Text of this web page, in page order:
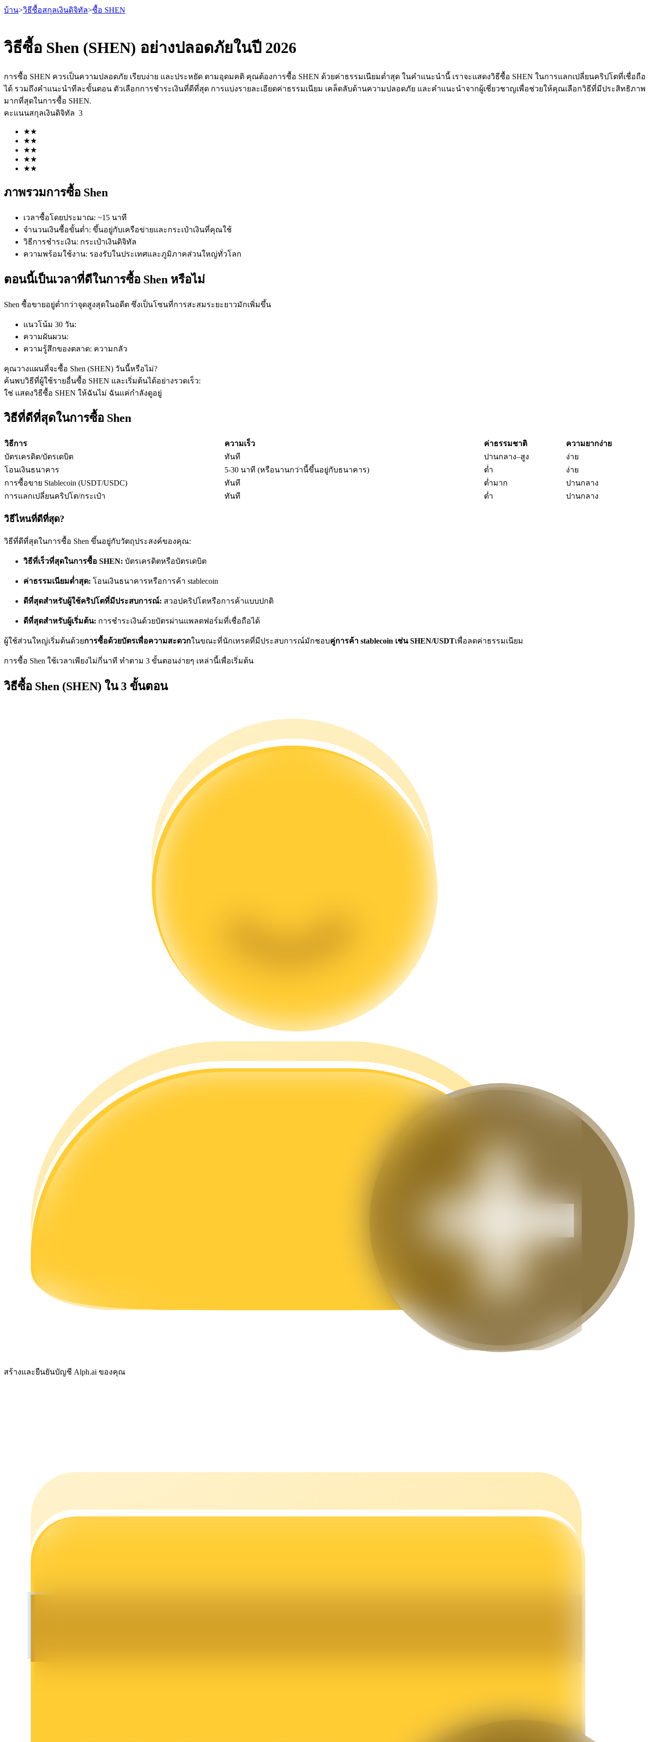
ฟิวเจอร์ส
ฟิวเจอร์สที่ใช้ USDT เป็นหลักประกัน
ฟิวเจอร์ส COIN-M
TradFi
อนุพันธ์ของหุ้น ฟอเร็กซ์ โลหะมีค่า และสินค้าโภคภัณฑ์
ฟิวเจอร์ส USDC
ฟิวเจอร์สที่ใช้ USDC เป็นหลักประกัน
คัดลอกการซื้อขาย
เข้าร่วมกับเทรดเดอร์ชั้นนำ
เพลิดเพลินกับการแบ่งปันผลกำไรและค่าคอมมิชชั่นการคัดลอกการซื้อขาย
การวิเคราะห์ข้อมูลขนาดใหญ่ รวมถึงข้อมูลการค้า ฯลฯ
เรียนรู้วิธีการรักษาผลกำไร
พาวเวอร์พิกกี้
Launchpool
การเซ้งแบบยืดหยุ่นเพื่อรับโทเคนยอดนิยม
การล็อค BTR
บ้าน>วิธีซื้อสกุลเงินดิจิทัล>ซื้อ SHEN
วิธีซื้อ Shen (SHEN) อย่างปลอดภัยในปี 2026
การซื้อ SHEN ควรเป็นความปลอดภัย เรียบง่าย และประหยัด ตามอุดมคติ คุณต้องการซื้อ SHEN ด้วยค่าธรรมเนียมต่ำสุด ในคำแนะนำนี้ เราจะแสดงวิธีซื้อ SHEN ในการแลกเปลี่ยนคริปโตที่เชื่อถือ
ได้ รวมถึงคำแนะนำทีละขั้นตอน ตัวเลือกการชำระเงินที่ดีที่สุด การแบ่งรายละเอียดค่าธรรมเนียม เคล็ดลับด้านความปลอดภัย และคำแนะนำจากผู้เชี่ยวชาญเพื่อช่วยให้คุณเลือกวิธีที่มีประสิทธิภาพ
มากที่สุดในการซื้อ SHEN.
คะแนนสกุลเงินดิจิทัล 3
★★
★★
★★
★★
★★
ภาพรวมการซื้อ Shen
เวลาซื้อโดยประมาณ: ~15 นาที
จำนวนเงินซื้อขั้นต่ำ: ขึ้นอยู่กับเครือข่ายและกระเป๋าเงินที่คุณใช้
วิธีการชำระเงิน: กระเป๋าเงินดิจิทัล
ความพร้อมใช้งาน: รองรับในประเทศและภูมิภาคส่วนใหญ่ทั่วโลก
ตอนนี้เป็นเวลาที่ดีในการซื้อ Shen หรือไม่
Shen ซื้อขายอยู่ต่ำกว่าจุดสูงสุดในอดีต ซึ่งเป็นโซนที่การสะสมระยะยาวมักเพิ่มขึ้น
แนวโน้ม 30 วัน:
ความผันผวน:
ความรู้สึกของตลาด: ความกลัว
คุณวางแผนที่จะซื้อ Shen (SHEN) วันนี้หรือไม่?
ค้นพบวิธีที่ผู้ใช้รายอื่นซื้อ SHEN และเริ่มต้นได้อย่างรวดเร็ว:
ใช่ แสดงวิธีซื้อ SHEN ให้ฉันไม่ ฉันแค่กำลังดูอยู่
วิธีที่ดีที่สุดในการซื้อ Shen
วิธีการ ความเร็ว ค่าธรรมชาติ
ความยากง่าย
บัตรเครดิต/บัตรเดบิต
ทันที ปานกลาง–สูง
ง่าย
โอนเงินธนาคาร
5-30 นาที (หรือนานกว่านี้ขึ้นอยู่กับธนาคาร) ต่ำ
ง่าย
การซื้อขาย Stablecoin (USDT/USDC)
ทันที ต่ำมาก
ปานกลาง
การแลกเปลี่ยนคริปโต/กระเป๋า
ทันที ต่ำ ปานกลาง
วิธีไหนที่ดีที่สุด?
วิธีที่ดีที่สุดในการซื้อ Shen ขึ้นอยู่กับวัตถุประสงค์ของคุณ:
วิธีที่เร็วที่สุดในการซื้อ SHEN: บัตรเครดิตหรือบัตรเดบิต
ค่าธรรมเนียมต่ำสุด: โอนเงินธนาคารหรือการค้า stablecoin
ดีที่สุดสำหรับผู้ใช้คริปโตที่มีประสบการณ์: สวอปคริปโตหรือการค้าแบบปกติ
ดีที่สุดสำหรับผู้เริ่มต้น: การชำระเงินด้วยบัตรผ่านแพลตฟอร์มที่เชื่อถือได้
ผู้ใช้ส่วนใหญ่เริ่มต้นด้วยการซื้อด้วยบัตรเพื่อความสะดวกในขณะที่นักเทรดที่มีประสบการณ์มักชอบคู่การค้า stablecoin เช่น SHEN/USDTเพื่อลดค่าธรรมเนียม
การซื้อ Shen ใช้เวลาเพียงไม่กี่นาที ทำตาม 3 ขั้นตอนง่ายๆ เหล่านี้เพื่อเริ่มต้น
วิธีซื้อ Shen (SHEN) ใน 3 ขั้นตอน
สร้างและยืนยันบัญชี Alph.ai ของคุณ